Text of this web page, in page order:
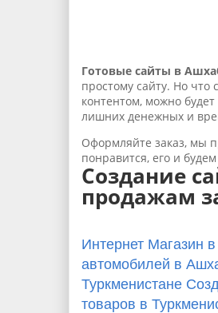
Готовые сайты в
простому сайту. Но что
контентом, можно
лишних денежных и
Оформляйте заказ, мы
понравится, его и
Создание
продажам
Интернет Магазин
автомобилей в
Туркменистане
товаров в